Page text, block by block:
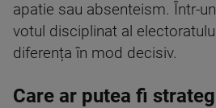
apatie sau absenteism. Într-
votul disciplinat al
diferența în mod decisiv.
Care ar putea fi